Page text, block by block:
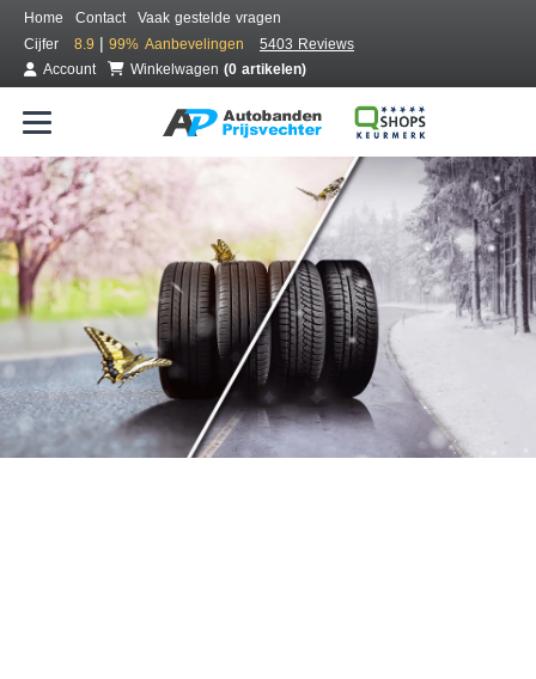
Home Contact
Vaak gestelde vragen
Cijfer
8.9 | 99% Aanbevelingen
5403 Reviews
Account
Winkelwagen (0 artikelen)
Bestel voordelig all season banden
Gratis bezorgd of montage bij jou in de buurt
Seizoen:
Merken: